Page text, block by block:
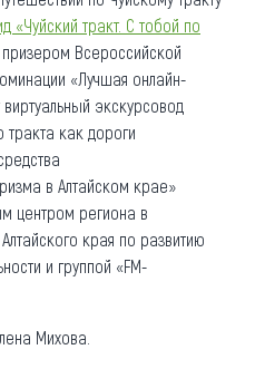
«Чуйский тракт. С тобой по
Всероссийской
«Лучшая онлайн-
экскурсовод
тракта как дороги
в Алтайском крае»
центром региона в
края по развитию
и группой «FM-
Михова.